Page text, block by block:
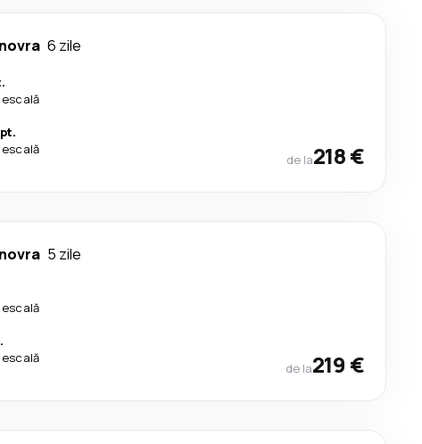
6 zile
escală
escală
de la218 €
5 zile
escală
escală
de la219 €